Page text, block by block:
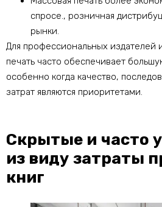
спросе., розничная
рынки.
Для профессиональных издателей
печать часто обеспечивает
особенно когда качество,
затрат являются приоритетами.
Скрытые и часто
из виду затраты
книг